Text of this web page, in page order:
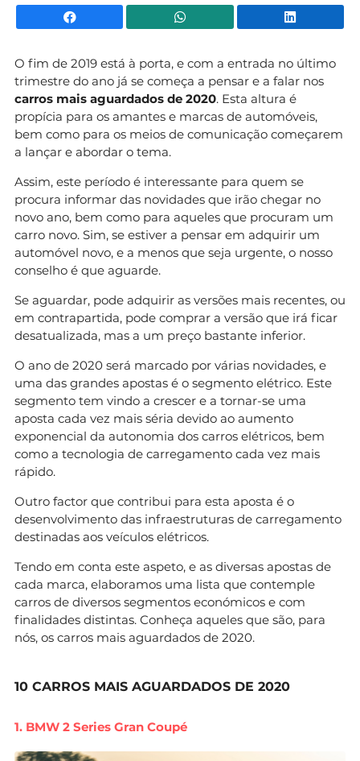
Facebook WhatsApp
O fim de 2019 está à porta, e com a entrada no último
trimestre do ano já se começa a pensar e a falar nos
carros mais aguardados de 2020. Esta altura é
propícia para os amantes e marcas de automóveis,
bem como para os meios de comunicação começarem
a lançar e abordar o tema.
Assim, este período é interessante para quem se
procura informar das novidades que irão chegar no
novo ano, bem como para aqueles que procuram um
carro novo. Sim, se estiver a pensar em adquirir um
automóvel novo, e a menos que seja urgente, o nosso
conselho é que aguarde.
Se aguardar, pode adquirir as versões mais recentes, ou
em contrapartida, pode comprar a versão que irá ficar
desatualizada, mas a um preço bastante inferior.
O ano de 2020 será marcado por várias novidades, e
uma das grandes apostas é o segmento elétrico. Este
segmento tem vindo a crescer e a tornar-se uma
aposta cada vez mais séria devido ao aumento
exponencial da autonomia dos carros elétricos, bem
como a tecnologia de carregamento cada vez mais
rápido.
Outro factor que contribui para esta aposta é o
desenvolvimento das infraestruturas de carregamento
destinadas aos veículos elétricos.
Tendo em conta este aspeto, e as diversas apostas de
cada marca, elaboramos uma lista que contemple
carros de diversos segmentos económicos e com
finalidades distintas. Conheça aqueles que são, para
nós, os carros mais aguardados de 2020.
10 CARROS MAIS AGUARDADOS DE 2020
1. BMW 2 Series Gran Coupé